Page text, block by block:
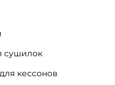
сушилок
кессонов